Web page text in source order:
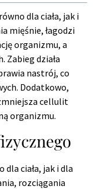
dla ciała, jak i
mięśnie, łagodzi
organizmu, a
Zabieg działa
nastrój, co
Dodatkowo,
cellulit
organizmu.
ciała, jak i dla
rozciągania